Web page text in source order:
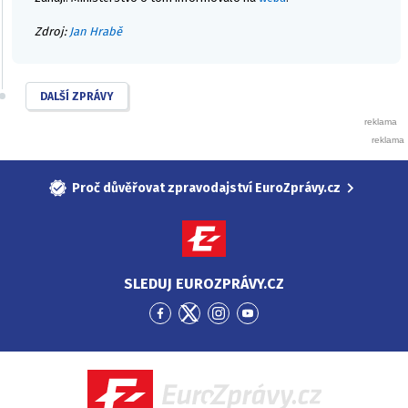
Zdroj: Jan Hrabě
DALŠÍ ZPRÁVY
Proč důvěřovat zpravodajství EuroZprávy.cz
SLEDUJ EUROZPRÁVY.CZ
Přejít
Facebook
Přejít
Twitter
Přejít
Instagram
Přejít
YouTube
EuroZprávy.cz